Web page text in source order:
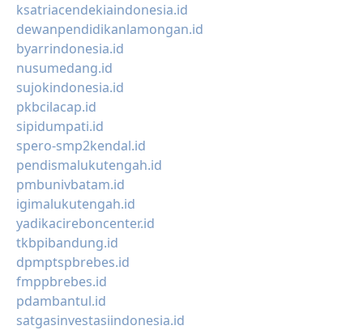
ksatriacendekiaindonesia.id
dewanpendidikanlamongan.id
byarrindonesia.id
nusumedang.id
sujokindonesia.id
pkbcilacap.id
sipidumpati.id
spero-smp2kendal.id
pendismalukutengah.id
pmbunivbatam.id
igimalukutengah.id
yadikacireboncenter.id
tkbpibandung.id
dpmptspbrebes.id
fmppbrebes.id
pdambantul.id
satgasinvestasiindonesia.id